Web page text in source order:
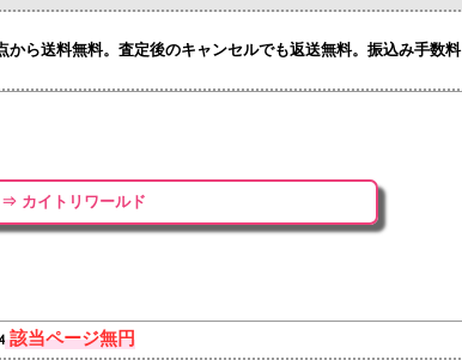
ら送料無料。査定後のキャンセルでも返送無料。振込み手数料
⇒ カイトリワールド
該当ページ無円